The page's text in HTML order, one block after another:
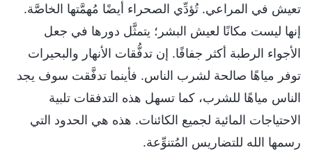
تعيش في المراعي. تُؤدِّي الصحراء أيضًا مُهمَّتها الخاصَّة.
إنها ليست مكانًا لعيش البشر؛ يتمثَّل دورها في جعل
الأجواء الرطبة أكثر جفافًا. إن تدفُّقات الأنهار والبحيرات
توفر مياهًا صالحة لشرب الناس. فأينما تدفَّقت سوف يجد
الناس مياهًا للشرب، كما تسهل هذه التدفقات تلبية
الاحتياجات المائية لجميع الكائنات. هذه هي الحدود التي
رسمها الله للتضاريس المُتنوِّعة.